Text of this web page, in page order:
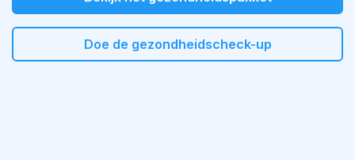
Doe de gezondheidscheck-up